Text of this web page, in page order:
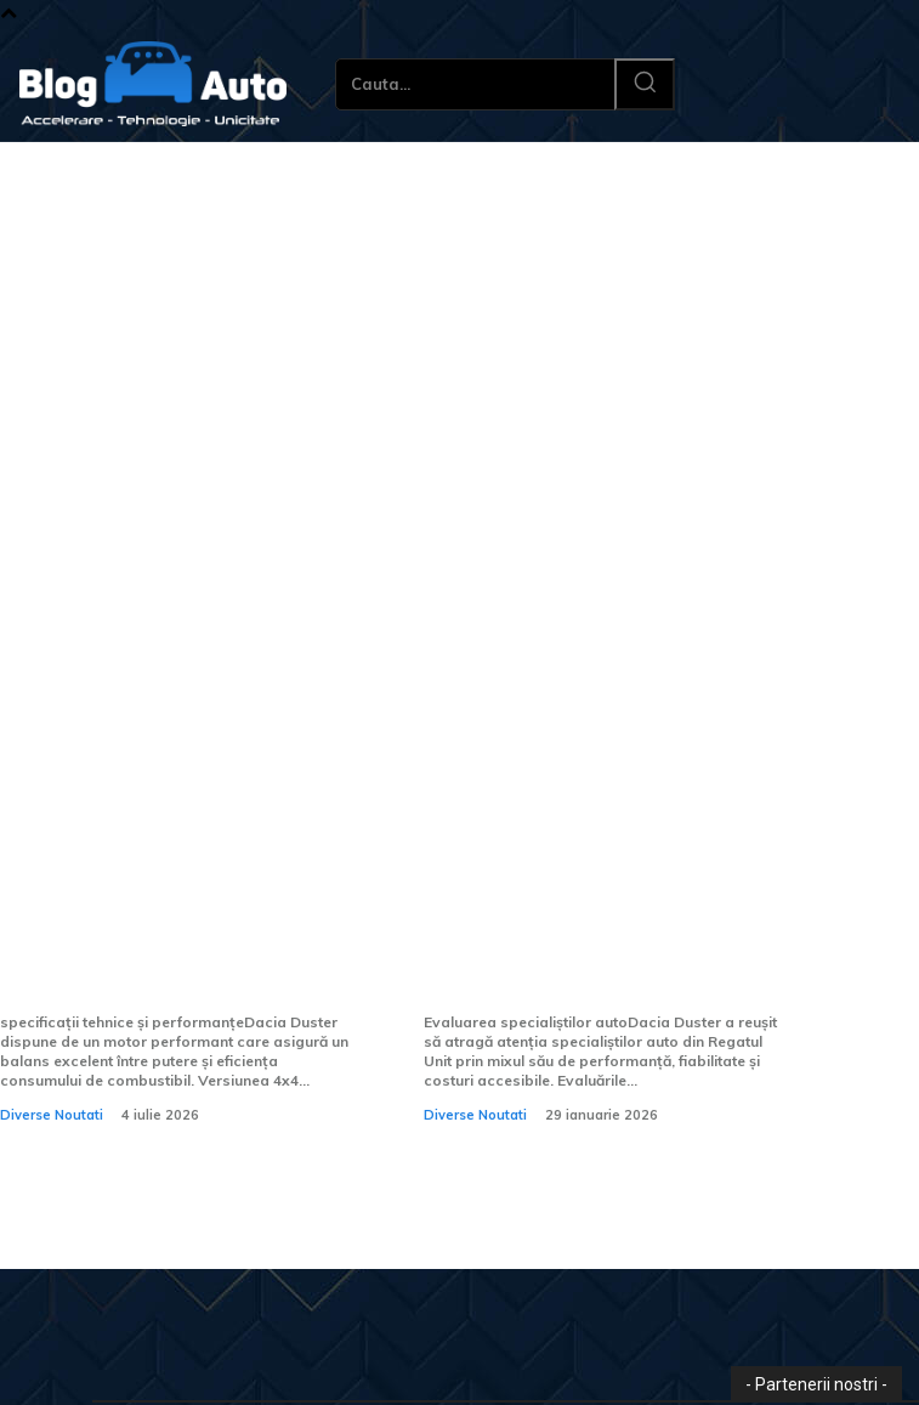
Cauta...
specificații tehnice și performanțeDacia Duster
dispune de un motor performant care asigură un
balans excelent între putere și eficiența
consumului de combustibil. Versiunea 4x4...
Diverse Noutati 4 iulie 2026
Evaluarea specialiștilor autoDacia Duster a reușit
să atragă atenția specialiștilor auto din Regatul
Unit prin mixul său de performanță, fiabilitate și
costuri accesibile. Evaluările...
Diverse Noutati 29 ianuarie 2026
- Partenerii nostri -